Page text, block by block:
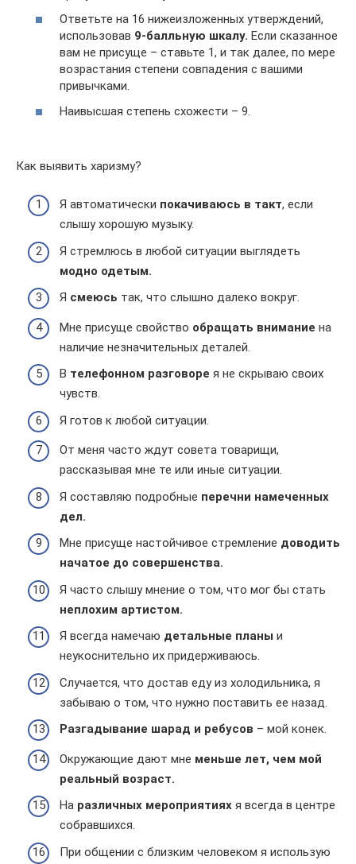
Ответьте на 16 нижеизложенных утверждений,
использовав 9-балльную шкалу. Если сказанное
вам не присуще – ставьте 1, и так далее, по мере
возрастания степени совпадения с вашими
привычками.
Наивысшая степень схожести – 9.
Как выявить харизму?
Я автоматически покачиваюсь в такт, если
слышу хорошую музыку.
Я стремлюсь в любой ситуации выглядеть
модно одетым.
Я смеюсь так, что слышно далеко вокруг.
Мне присуще свойство обращать внимание на
наличие незначительных деталей.
В телефонном разговоре я не скрываю своих
чувств.
Я готов к любой ситуации.
От меня часто ждут совета товарищи,
рассказывая мне те или иные ситуации.
Я составляю подробные перечни намеченных
дел.
Мне присуще настойчивое стремление доводить
начатое до совершенства.
Я часто слышу мнение о том, что мог бы стать
неплохим артистом.
Я всегда намечаю детальные планы и
неукоснительно их придерживаюсь.
Случается, что достав еду из холодильника, я
забываю о том, что нужно поставить ее назад.
Разгадывание шарад и ребусов – мой конек.
Окружающие дают мне меньше лет, чем мой
реальный возраст.
На различных мероприятиях я всегда в центре
собравшихся.
При общении с близким человеком я использую